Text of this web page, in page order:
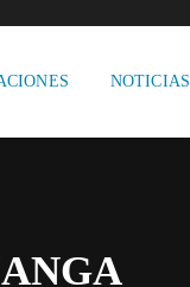
NOTICIAS